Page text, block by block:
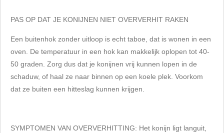
PAS OP DAT JE KONIJNEN NIET OVERVERHIT RAKEN
Een buitenhok zonder uitloop is echt taboe, dat is wonen in een
oven. De temperatuur in een hok kan makkelijk oplopen tot 40-
50 graden. Zorg dus dat je konijnen vrij kunnen lopen in de
schaduw, of haal ze naar binnen op een koele plek. Voorkom
dat ze buiten een hitteslag kunnen krijgen.
SYMPTOMEN VAN OVERVERHITTING: Het konijn ligt languit,